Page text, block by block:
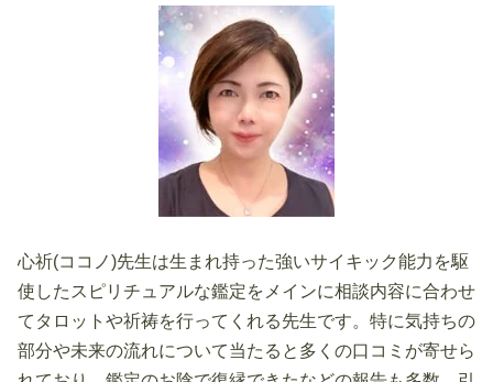
心祈(ココノ)先生は生まれ持った強いサイキック能力を駆
使したスピリチュアルな鑑定をメインに相談内容に合わせ
てタロットや祈祷を行ってくれる先生です。特に気持ちの
部分や未来の流れについて当たると多くの口コミが寄せら